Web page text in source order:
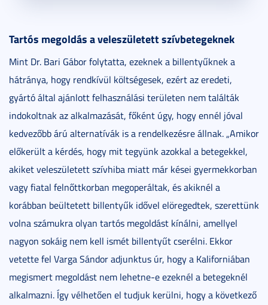
Tartós megoldás a veleszületett szívbetegeknek
Mint Dr. Bari Gábor folytatta, ezeknek a billentyűknek a
hátránya, hogy rendkívül költségesek, ezért az eredeti,
gyártó által ajánlott felhasználási területen nem találták
indokoltnak az alkalmazását, főként úgy, hogy ennél jóval
kedvezőbb árú alternatívák is a rendelkezésre állnak. „Amikor
előkerült a kérdés, hogy mit tegyünk azokkal a betegekkel,
akiket veleszületett szívhiba miatt már kései gyermekkorban
vagy fiatal felnőttkorban megoperáltak, és akiknél a
korábban beültetett billentyűk idővel elöregedtek, szerettünk
volna számukra olyan tartós megoldást kínálni, amellyel
nagyon sokáig nem kell ismét billentyűt cserélni. Ekkor
vetette fel Varga Sándor adjunktus úr, hogy a Kaliforniában
megismert megoldást nem lehetne-e ezeknél a betegeknél
alkalmazni. Így vélhetően el tudjuk kerülni, hogy a következő